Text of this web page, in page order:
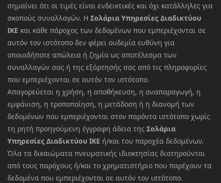
σημαίνει ότι οι τιμές είναι ενδεικτικές και όχι κατάλληλες για
σκοπούς συναλλαγών. Η Σολάρια Υπηρεσίες Διαδικτύου
ΙΚΕ και κάθε πάροχος των δεδομένων που εμπεριέχονται σε
αυτόν τον ιστότοπο δεν φέρει ουδεμία ευθύνη για
οποιαδήποτε απώλεια ή ζημία ως αποτέλεσμα των
συναλλαγών σας ή της εξάρτησής σας από τις πληροφορίες
που εμπεριέχονται σε αυτόν τον ιστότοπο.
Απαγορεύεται η χρήση, η αποθήκευση, η αναπαραγωγή, η
εμφάνιση, η τροποποίηση, η μετάδοση ή η διανομή των
δεδομένων που εμπεριέχονται στον παρόντα ιστότοπο χωρίς
τη ρητή προηγούμενη έγγραφη άδεια της Σολάρια
Υπηρεσίες Διαδικτύου ΙΚΕ ή/και του παροχέα δεδομένων.
Όλα τα δικαιώματα πνευματικής ιδιοκτησίας διατηρούνται
από τους παρόχους ή/και το χρηματιστήριο που παρέχουν τα
δεδομένα που εμπεριέχονται σε αυτόν τον ιστότοπο.